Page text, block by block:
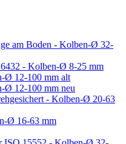
am Boden - Kolben-Ø 32-
- Kolben-Ø 8-25 mm
Ø 12-100 mm alt
Ø 12-100 mm neu
- Kolben-Ø 20-63
Ø 16-63 mm